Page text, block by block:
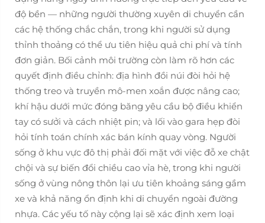
độ bền — những người thường xuyên di chuyển cần
các hệ thống chắc chắn, trong khi người sử dụng
thỉnh thoảng có thể ưu tiên hiệu quả chi phí và tính
đơn giản. Bối cảnh môi trường còn làm rõ hơn các
quyết định điều chỉnh: địa hình đồi núi đòi hỏi hệ
thống treo và truyền mô-men xoắn được nâng cao;
khí hậu dưới mức đóng băng yêu cầu bộ điều khiển
tay có sưởi và cách nhiệt pin; và lối vào gara hẹp đòi
hỏi tính toán chính xác bán kính quay vòng. Người
sống ở khu vực đô thị phải đối mặt với việc đỗ xe chật
chội và sự biến đổi chiều cao vỉa hè, trong khi người
sống ở vùng nông thôn lại ưu tiên khoảng sáng gầm
xe và khả năng ổn định khi di chuyển ngoài đường
nhựa. Các yếu tố này cộng lại sẽ xác định xem loại